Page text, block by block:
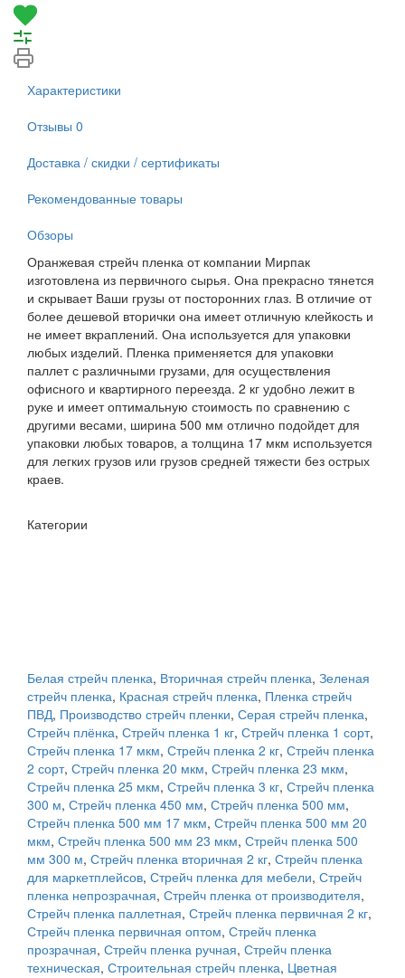
Характеристики
Отзывы 0
Доставка / скидки / сертификаты
Рекомендованные товары
Обзоры
Оранжевая стрейч пленка от компании Мирпак
изготовлена из первичного сырья. Она прекрасно тянется
и скрывает Ваши грузы от посторонних глаз. В отличие от
более дешевой вторички она имеет отличную клейкость и
не имеет вкраплений. Она используется для упаковки
любых изделий. Пленка применяется для упаковки
паллет с различными грузами, для осуществления
офисного и квартирного переезда. 2 кг удобно лежит в
руке и имеет оптимальную стоимость по сравнению с
другими весами, ширина 500 мм отлично подойдет для
упаковки любых товаров, а толщина 17 мкм используется
для легких грузов или грузов средней тяжести без острых
краев.
Категории
Белая стрейч пленка, Вторичная стрейч пленка, Зеленая
стрейч пленка, Красная стрейч пленка, Пленка стрейч
ПВД, Производство стрейч пленки, Серая стрейч пленка,
Стрейч плёнка, Стрейч пленка 1 кг, Стрейч пленка 1 сорт,
Стрейч пленка 17 мкм, Стрейч пленка 2 кг, Стрейч пленка
2 сорт, Стрейч пленка 20 мкм, Стрейч пленка 23 мкм,
Стрейч пленка 25 мкм, Стрейч пленка 3 кг, Стрейч пленка
300 м, Стрейч пленка 450 мм, Стрейч пленка 500 мм,
Стрейч пленка 500 мм 17 мкм, Стрейч пленка 500 мм 20
мкм, Стрейч пленка 500 мм 23 мкм, Стрейч пленка 500
мм 300 м, Стрейч пленка вторичная 2 кг, Стрейч пленка
для маркетплейсов, Стрейч пленка для мебели, Стрейч
пленка непрозрачная, Стрейч пленка от производителя,
Стрейч пленка паллетная, Стрейч пленка первичная 2 кг,
Стрейч пленка первичная оптом, Стрейч пленка
прозрачная, Стрейч пленка ручная, Стрейч пленка
техническая, Строительная стрейч пленка, Цветная